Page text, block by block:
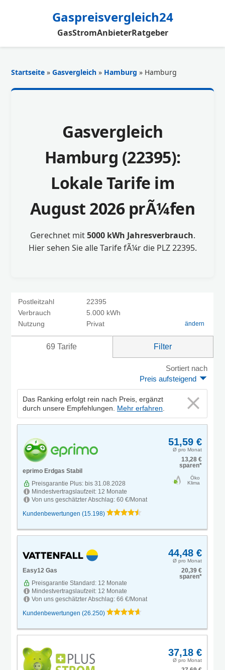
Gaspreisvergleich24
GasStromAnbieterRatgeber
Startseite »Gasvergleich » Hamburg » Hamburg
Gasvergleich
Hamburg (22395):
Lokale Tarife im
August 2026 prÃ¼fen
Gerechnet mit5000 kWh Jahresverbrauch.
Hier sehen Sie alle Tarife fÃ¼r die PLZ 22395.